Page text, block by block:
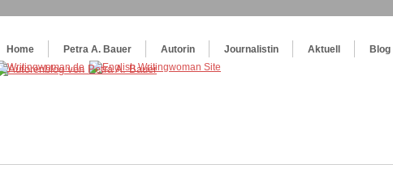
Home
Petra A. Bauer Autorin Journalistin Aktuell Blog